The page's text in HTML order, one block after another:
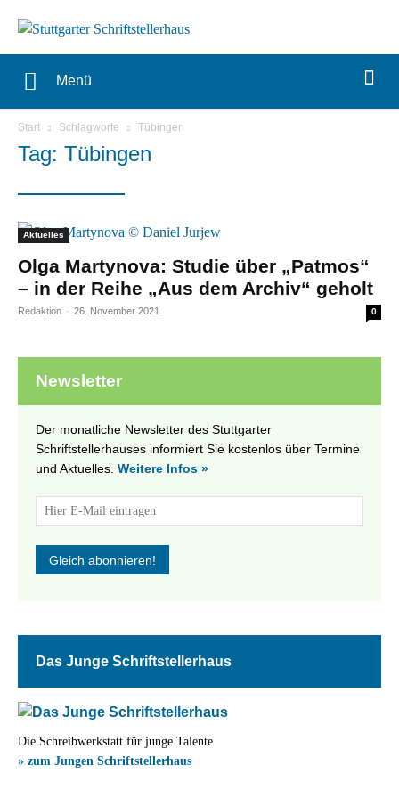
Menü
Start Schlagworte Tübingen
Tag: Tübingen
Aktuelles
Olga Martynova: Studie über „Patmos“
– in der Reihe „Aus dem Archiv“ geholt
Redaktion - 26. November 2021 0
Newsletter
Der monatliche Newsletter des Stuttgarter
Schriftstellerhauses informiert Sie kostenlos über Termine
und Aktuelles. Weitere Infos »
Das Junge Schriftstellerhaus
Die Schreibwerkstatt für junge Talente
» zum Jungen Schriftstellerhaus